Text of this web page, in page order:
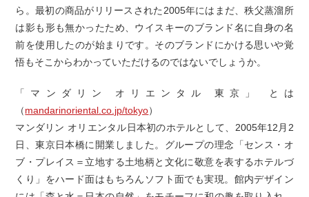
ら。最初の商品がリリースされた2005年にはまだ、秩父蒸溜所
は影も形も無かったため、ウイスキーのブランド名に自身の名
前を使用したのが始まりです。そのブランドにかける思いや覚
悟もそこからわかっていただけるのではないでしょうか。
「マンダリン オリエンタル 東京」 とは
（mandarinoriental.co.jp/tokyo）
マンダリン オリエンタル日本初のホテルとして、2005年12月2
日、東京日本橋に開業しました。グループの理念「センス・オ
ブ・プレイス＝立地する土地柄と文化に敬意を表するホテルづ
くり」をハード面はもちろんソフト面でも実現。館内デザイン